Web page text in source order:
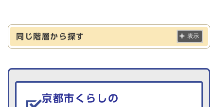
同じ階層から探す 表示
生活情報を探す
京都市くらしの